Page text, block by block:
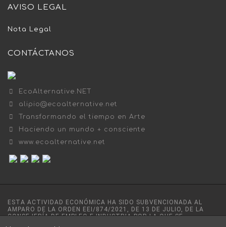
AVISO LEGAL
Nota Legal
CONTÁCTANOS
EcoAlternative.NET
alipio@ecoalternative.net
Transformando el tiempo en Arte
Haciendo un mundo + consciente
www.ecoalternative.net
ESTA ACTIVIDAD ECONÓMICA HA SIDO SUBVENCIONADA AL
AMPARO DE LA ORDEN EEI/874/2021, DE 13 DE JULIO, DE LA
CONSEJERÍA DE EMPLEO E INDUSTRIA POR LA QUE SE